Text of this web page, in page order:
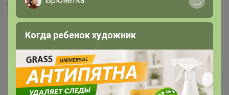
Марина1967 Автор уже получил заказ!
Кофта просто ПРАЗДНИК !!!!! Cоответствие
ожиданиям 100%. Спасибо Организатору! Качество
великолепное!
21 ноября, 2024 10:15
Настасья!
Школьные брюки со скидкой 65%